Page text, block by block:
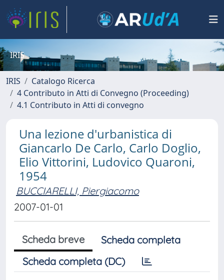
IRIS
IRIS
Catalogo Ricerca
4 Contributo in Atti di Convegno (Proceeding)
4.1 Contributo in Atti di convegno
Una lezione d'urbanistica di
Giancarlo De Carlo, Carlo Doglio,
Elio Vittorini, Ludovico Quaroni,
1954
BUCCIARELLI, Piergiacomo
2007-01-01
Scheda breve
Scheda completa
Scheda completa (DC)